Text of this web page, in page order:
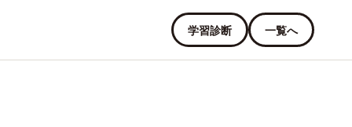
学習診断 一覧へ